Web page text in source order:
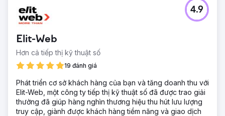
Elit-Web
Hơn cả tiếp thị kỹ thuật số
19 đánh giá
4.9
Phát triển cơ sở khách hàng của bạn và tăng doanh thu với
Elit-Web, một công ty tiếp thị kỹ thuật số đã được trao giải
thưởng đã giúp hàng nghìn thương hiệu thu hút lưu lượng
truy cập, giành được khách hàng tiềm năng và giao dịch